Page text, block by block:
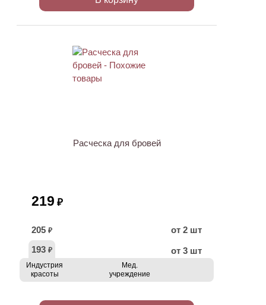
Расческа для бровей
219 ₽
205 ₽
от 2 шт
193 ₽ от 3 шт
Индустрия
красоты
Мед.
учреждение